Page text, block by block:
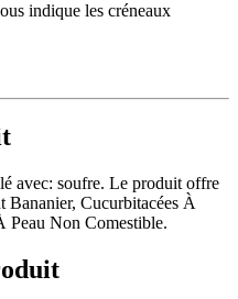
indique les créneaux
avec: soufre. Le produit offre
Bananier, Cucurbitacées À
Peau Non Comestible.